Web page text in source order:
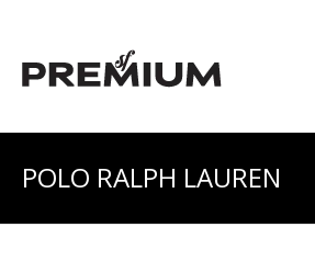
POLO RALPH LAUREN